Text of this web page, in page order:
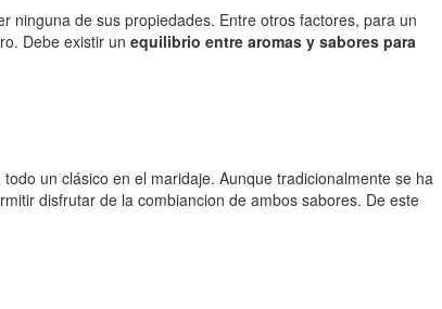
ninguna de sus propiedades. Entre otros factores, para un
Debe existir un equilibrio entre aromas y sabores para
un clásico en el maridaje. Aunque tradicionalmente se ha
disfrutar de la combiancion de ambos sabores. De este